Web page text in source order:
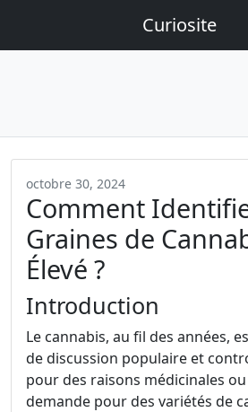
Curiosite
octobre 30, 2024
Comment
Graines de
Élevé ?
Introduction
Le cannabis, au fil des années,
de discussion populaire et
pour des raisons médicinales
demande pour des variétés de